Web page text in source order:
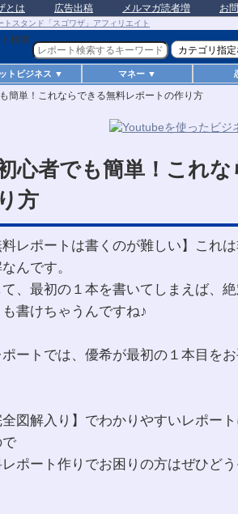
とは 広告出稿 メルマガ読者増 お
トビジネス ▼ マネー ▼
簡単！これならできる無料レポートの作り方
心者でも簡単！これ
方
料レポートは書くのが難しい】これ
んです。
、最初の１本を書いてしまえば、
書けちゃうんですね♪
ートでは、優希が最初の１本目を
全図解入り】でわかりやすいレポー
ポート作りでお困りの方はぜひどう